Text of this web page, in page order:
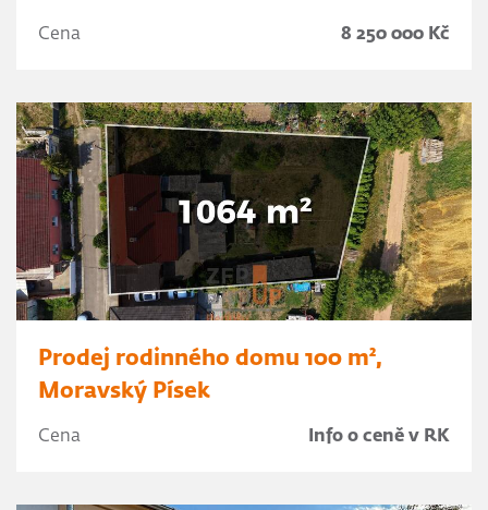
Cena 8 250 000 Kč
Prodej rodinného domu 100 m²,
Moravský Písek
Cena Info o ceně v RK